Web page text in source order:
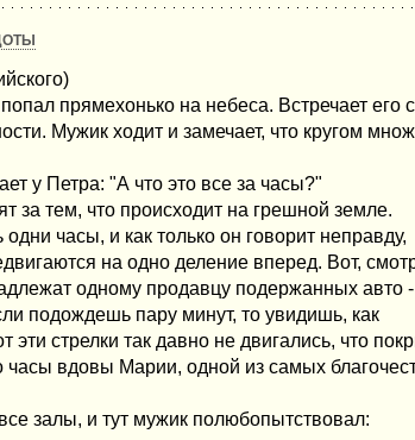
прямехонько на небеса. Встречает его
Мужик ходит и замечает, что кругом
у Петра: "А что это все за часы?"
за тем, что происходит на грешной земле.
часы, и как только он говорит неправду,
на одно деление вперед. Вот,
одному продавцу подержанных авто -
подождешь пару минут, то увидишь, как
эти стрелки так давно не двигались, что
часы вдовы Марии, одной из самых
залы, и тут мужик полюбопытствовал: